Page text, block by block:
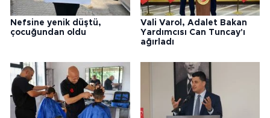
Nefsine yenik düştü,
çocuğundan oldu
Vali Varol, Adalet Bakan
Yardımcısı Can Tuncay'ı
ağırladı